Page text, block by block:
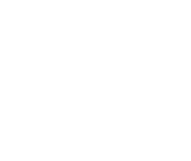
kontaktieren